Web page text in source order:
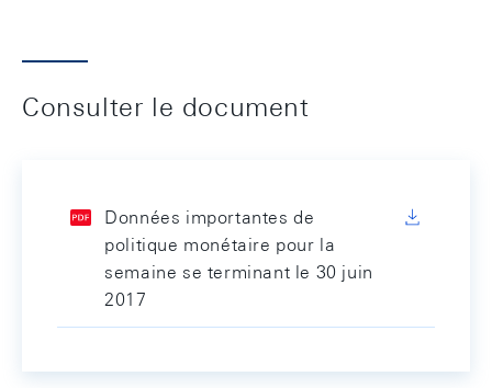
Consulter le document
Données importantes de
politique monétaire pour la
semaine se terminant le 30 juin
2017